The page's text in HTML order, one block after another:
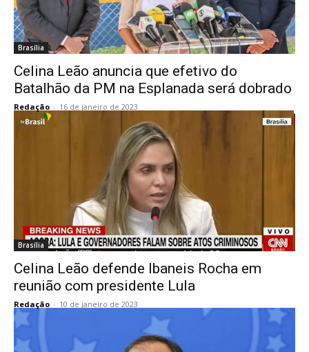
Brasília
Celina Leão anuncia que efetivo do
Batalhão da PM na Esplanada será dobrado
Redação - 16 de janeiro de 2023
Brasília
Celina Leão defende Ibaneis Rocha em
reunião com presidente Lula
Redação - 10 de janeiro de 2023